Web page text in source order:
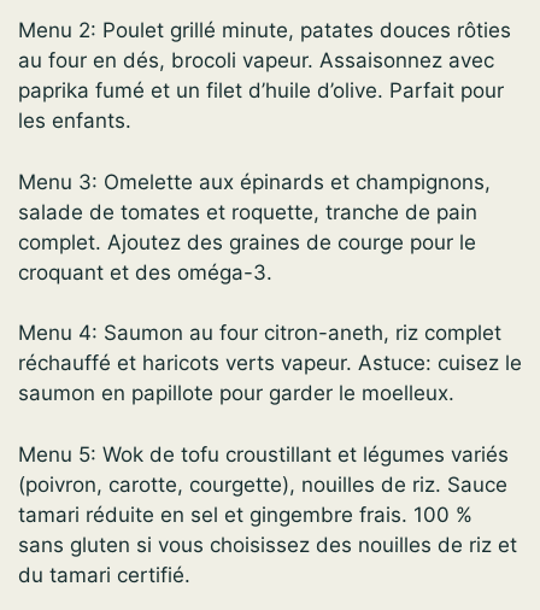
Menu 2: Poulet grillé minute, patates douces rôties
au four en dés, brocoli vapeur. Assaisonnez avec
paprika fumé et un filet d’huile d’olive. Parfait pour
les enfants.
Menu 3: Omelette aux épinards et champignons,
salade de tomates et roquette, tranche de pain
complet. Ajoutez des graines de courge pour le
croquant et des oméga-3.
Menu 4: Saumon au four citron-aneth, riz complet
réchauffé et haricots verts vapeur. Astuce: cuisez le
saumon en papillote pour garder le moelleux.
Menu 5: Wok de tofu croustillant et légumes variés
(poivron, carotte, courgette), nouilles de riz. Sauce
tamari réduite en sel et gingembre frais. 100 %
sans gluten si vous choisissez des nouilles de riz et
du tamari certifié.